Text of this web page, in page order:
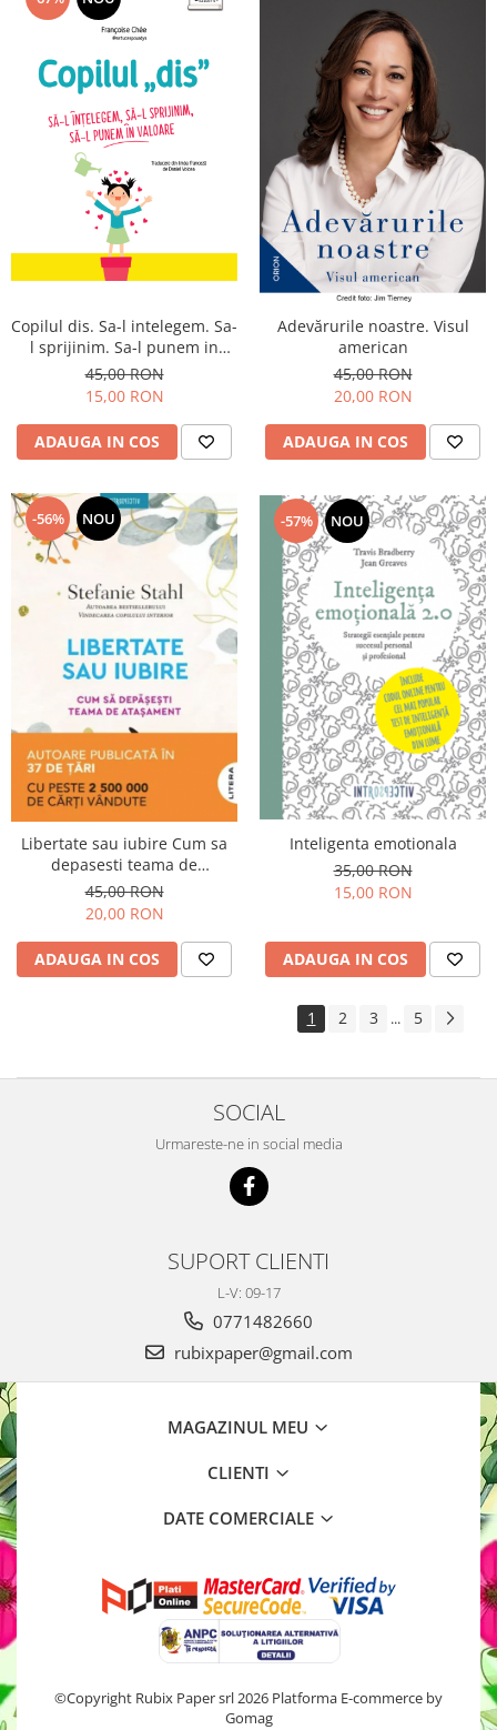
Copilul dis. Sa-l intelegem. Sa-
l sprijinim. Sa-l punem in
valoare
45,00 RON
15,00 RON
ADAUGA IN COS
Adevărurile noastre. Visul
american
45,00 RON
20,00 RON
ADAUGA IN COS
-56% NOU
Libertate sau iubire Cum sa
depasesti teama de
atasament
45,00 RON
20,00 RON
ADAUGA IN COS
-57% NOU
Inteligenta emotionala
35,00 RON
15,00 RON
ADAUGA IN COS
1 2 3 ... 5
SOCIAL
Urmareste-ne in social media
SUPORT CLIENTI
L-V: 09-17
0771482660
rubixpaper@gmail.com
MAGAZINUL MEU
CLIENTI
DATE COMERCIALE
©Copyright Rubix Paper srl 2026 Platforma E-commerce by
Gomag